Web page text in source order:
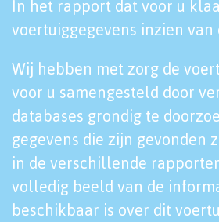
In het rapport dat voor u
voertuiggegevens inzien van
Wij hebben met zorg de
voor u samengesteld door
databases grondig te
gegevens die zijn gevonden
in de verschillende
volledig beeld van de
beschikbaar is over dit